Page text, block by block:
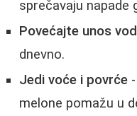
sprečavaju napade
Povećajte unos
dnevno.
Jedi voće i povrće
melone pomažu u